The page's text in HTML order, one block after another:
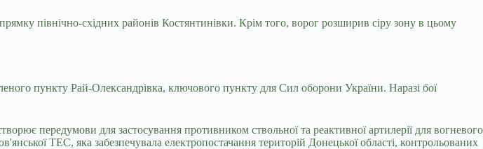
північно-східних районів Костянтинівки. Крім того, ворог розширив сіру зону в цьому
пункту Рай-Олександрівка, ключового пункту для Сил оборони України. Наразі бої
передумови для застосування противником ствольної та реактивної артилерії для вогневого
ТЕС, яка забезпечувала електропостачання територій Донецької області, контрольованих